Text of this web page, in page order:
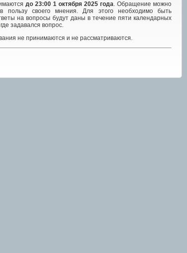
до 23:00 1 октября 2025 года. Обращение можно
пользу своего мнения. Для этого необходимо быть
на вопросы будут даны в течение пяти календарных
где задавался вопрос.
не принимаются и не рассматриваются.